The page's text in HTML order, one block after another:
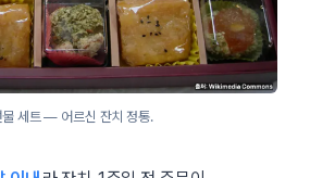
물 세트 — 어르신 잔치 정통.